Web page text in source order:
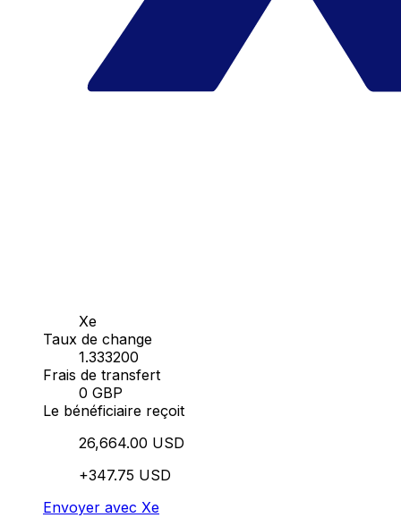
Xe
Taux de change
1.333200
Frais de transfert
0 GBP
Le bénéficiaire reçoit
26,664.00 USD
+347.75 USD
Envoyer avec Xe